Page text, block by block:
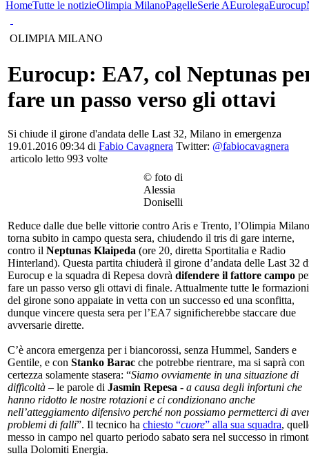
HomeTutte le notizieOlimpia MilanoPagelleSerie AEurolegaEurocup
OLIMPIA MILANO
Eurocup: EA7, col Neptunas
fare un passo verso gli ottavi
Si chiude il girone d'andata delle Last 32, Milano in emergenza
19.01.2016 09:34 di Fabio Cavagnera Twitter: @fabiocavagnera
articolo letto 993 volte
© foto di
Alessia
Doniselli
Reduce dalle due belle vittorie contro Aris e Trento, l’Olimpia Milano
torna subito in campo questa sera, chiudendo il tris di gare interne,
contro il Neptunas Klaipeda (ore 20, diretta Sportitalia e Radio
Hinterland). Questa partita chiuderà il girone d’andata delle Last 32
Eurocup e la squadra di Repesa dovrà difendere il fattore campo
fare un passo verso gli ottavi di finale. Attualmente tutte le formazioni
del girone sono appaiate in vetta con un successo ed una sconfitta,
dunque vincere questa sera per l’EA7 significherebbe staccare due
avversarie dirette.
C’è ancora emergenza per i biancorossi, senza Hummel, Sanders e
Gentile, e con Stanko Barac che potrebbe rientrare, ma si saprà con
certezza solamente stasera: “Siamo ovviamente in una situazione di
difficoltà – le parole di Jasmin Repesa - a causa degli infortuni che
hanno ridotto le nostre rotazioni e ci condizionano anche
nell’atteggiamento difensivo perché non possiamo permetterci di
problemi di falli”. Il tecnico ha chiesto “cuore” alla sua squadra,
messo in campo nel quarto periodo sabato sera nel successo in
sulla Dolomiti Energia.